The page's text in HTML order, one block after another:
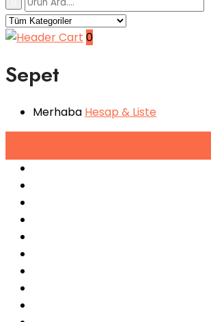
0
Sepet
Merhaba Hesap & Liste